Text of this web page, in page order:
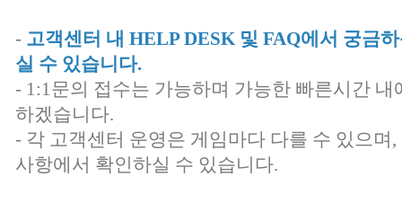
- 고객센터 내 HELP DESK 및 FAQ에서 궁금
실 수 있습니다.
- 1:1문의 접수는 가능하며 가능한 빠른시간
하겠습니다.
- 각 고객센터 운영은 게임마다 다를 수 있으며
사항에서 확인하실 수 있습니다.